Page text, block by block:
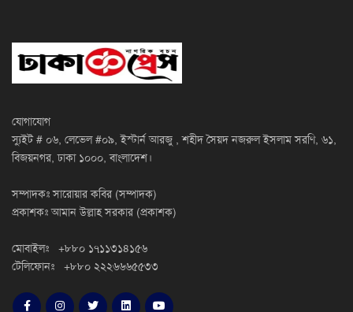
যোগাযোগ
স্যুইট # ০৬, লেভেল #০৯, ইস্টার্ন আরজু , শহীদ সৈয়দ নজরুল ইসলাম সরণি, ৬১,
বিজয়নগর, ঢাকা ১০০০, বাংলাদেশ।
সম্পাদকঃ সারোয়ার কবির (সম্পাদক)
প্রকাশকঃ আমান উল্লাহ সরকার (প্রকাশক)
মোবাইলঃ +৮৮০ ১৭১১৩১৪১৫৬
টেলিফোনঃ +৮৮০ ২২২৬৬৬৫৫৩৩